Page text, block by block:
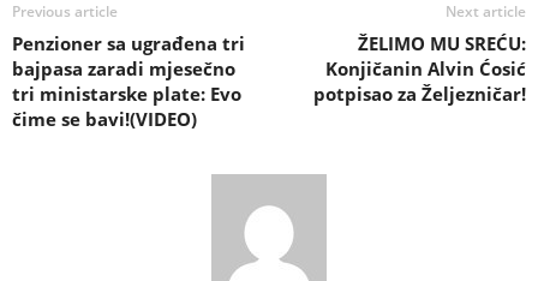
Previous article
Penzioner sa ugrađena tri
bajpasa zaradi mjesečno
tri ministarske plate: Evo
čime se bavi!(VIDEO)
Next article
ŽELIMO MU SREĆU:
Konjičanin Alvin Ćosić
potpisao za Željezničar!